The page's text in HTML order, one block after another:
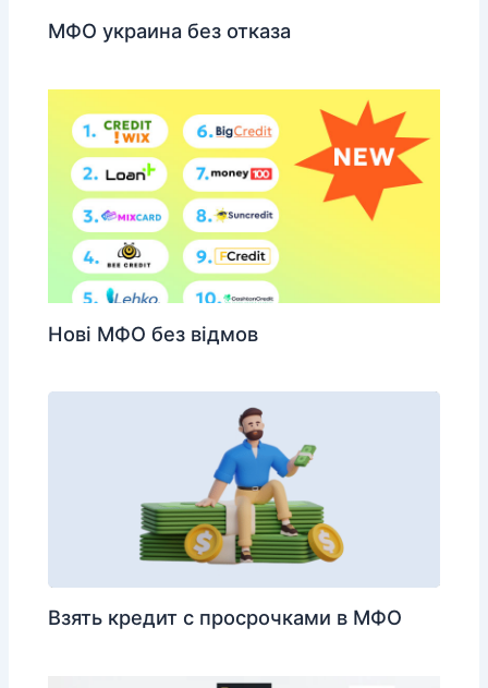
МФО украина без отказа
Нові МФО без відмов
Взять кредит с просрочками в МФО